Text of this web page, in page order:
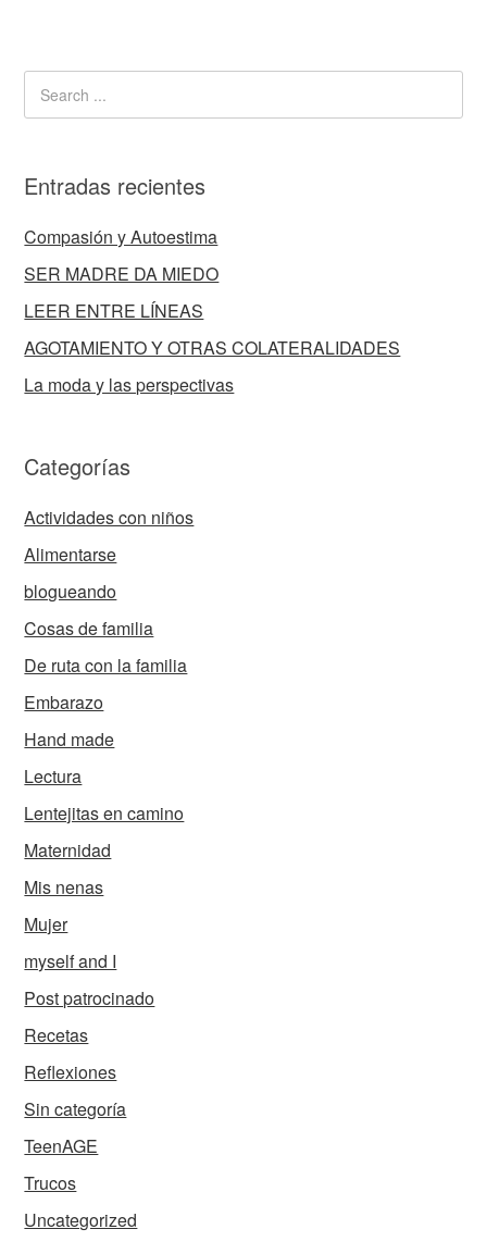
Entradas recientes
Compasión y Autoestima
SER MADRE DA MIEDO
LEER ENTRE LÍNEAS
AGOTAMIENTO Y OTRAS COLATERALIDADES
La moda y las perspectivas
Categorías
Actividades con niños
Alimentarse
blogueando
Cosas de familia
De ruta con la familia
Embarazo
Hand made
Lectura
Lentejitas en camino
Maternidad
Mis nenas
Mujer
myself and I
Post patrocinado
Recetas
Reflexiones
Sin categoría
TeenAGE
Trucos
Uncategorized